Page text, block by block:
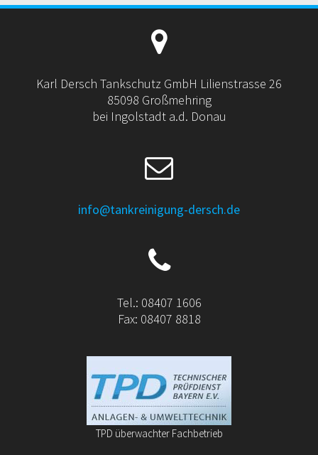
Karl Dersch Tankschutz GmbH Lilienstrasse 26
85098 Großmehring
bei Ingolstadt a.d. Donau
info@tankreinigung-dersch.de
Tel.: 08407 1606
Fax: 08407 8818
TPD überwachter Fachbetrieb